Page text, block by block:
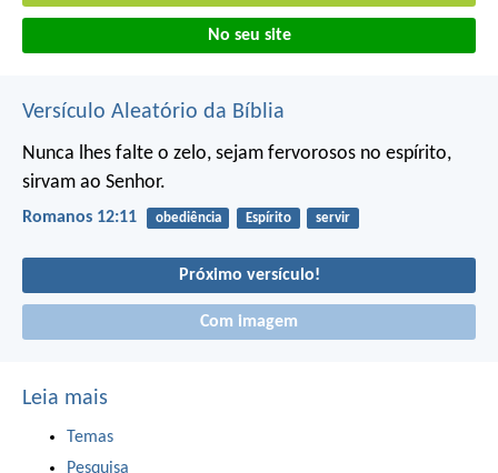
No seu site
Versículo Aleatório da Bíblia
Nunca lhes falte o zelo, sejam fervorosos no espírito,
sirvam ao Senhor.
Romanos 12:11 obediência Espírito servir
Próximo versículo!
Com imagem
Leia mais
Temas
Pesquisa